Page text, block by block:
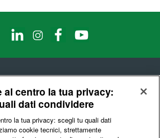
© Sisal S.p.A.
Fiscale e Partita IVA : 10541150966
al centro la tua privacy:
dati condividere
la tua privacy: scegli tu quali dati
cookie tecnici, strettamente